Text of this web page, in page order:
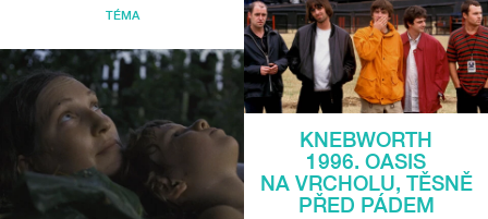
TÉMA
KNEBWORTH
1996. OASIS
NA VRCHOLU, TĚSNĚ
PŘED PÁDEM